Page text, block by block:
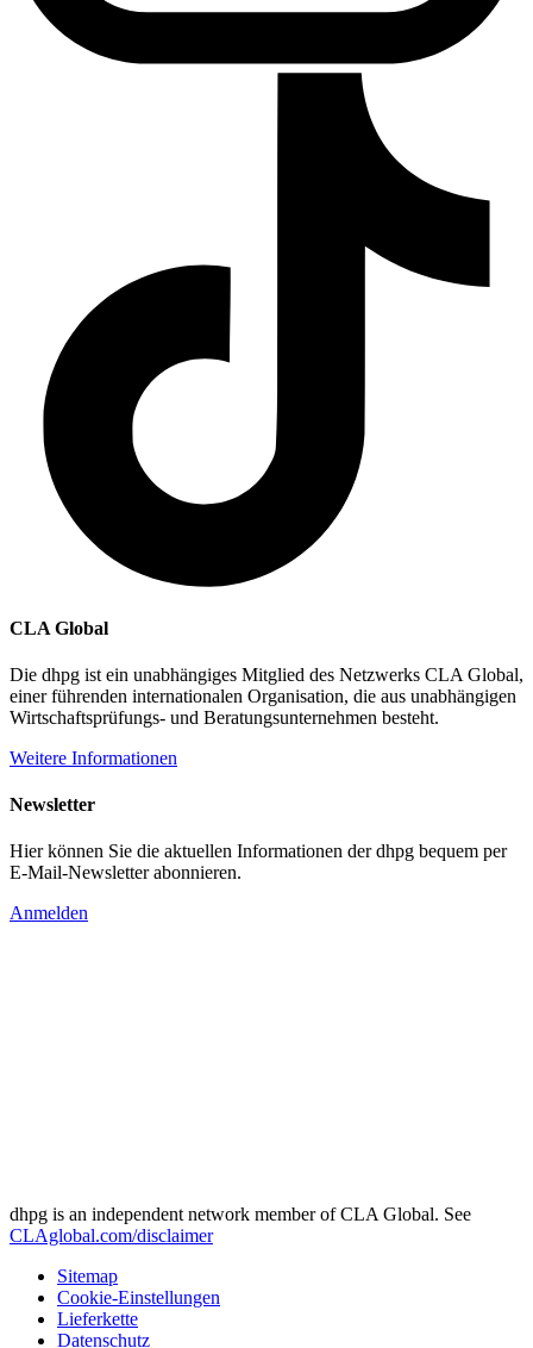
CLA Global
Die dhpg ist ein unabhängiges Mitglied des Netzwerks CLA Global,
einer führenden internationalen Organisation, die aus unabhängigen
Wirtschaftsprüfungs- und Beratungsunternehmen besteht.
Weitere Informationen
Newsletter
Hier können Sie die aktuellen Informationen der dhpg bequem per
E-Mail-Newsletter abonnieren.
Anmelden
dhpg is an independent network member of CLA Global. See
CLAglobal.com/disclaimer
Sitemap
Cookie-Einstellungen
Lieferkette
Datenschutz